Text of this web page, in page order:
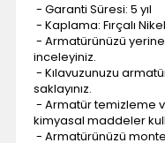
- Garanti Süresi: 5 yıl
- Kaplama: Fırçalı Nikel
- Armatürünüzü
inceleyiniz.
- Kılavuzunuzu
saklayınız.
- Armatür temizleme
kimyasal maddeler
- Armatürünüzü